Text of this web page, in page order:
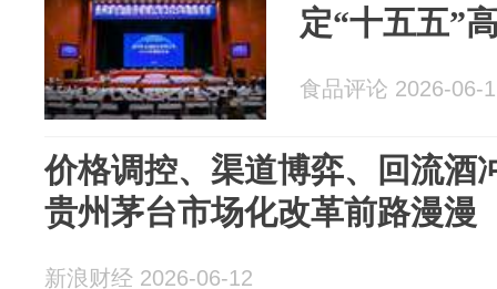
定“十五五”
食品评论 2026-06-
价格调控、渠道博弈、回流酒
贵州茅台市场化改革前路漫漫
新浪财经 2026-06-12